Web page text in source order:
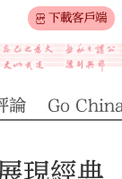
下載客戶端
論 Go